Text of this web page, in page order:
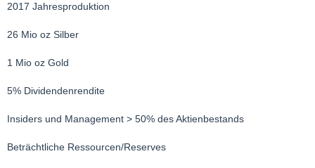
2017 Jahresproduktion
26 Mio oz Silber
1 Mio oz Gold
5% Dividendenrendite
Insiders und Management > 50% des Aktienbestands
Beträchtliche Ressourcen/Reserves